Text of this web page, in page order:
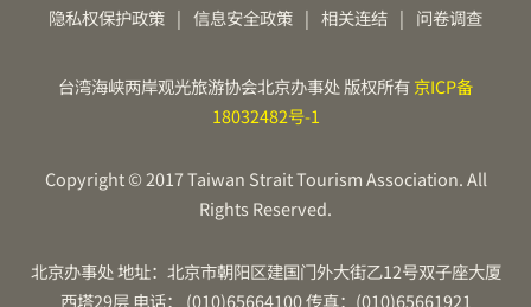
隐私权保护政策 | 信息安全政策 | 相关连结 | 问卷调查
台湾海峡两岸观光旅游协会北京办事处 版权所有京ICP备
18032482号-1
Copyright © 2017 Taiwan Strait Tourism Association. All
Rights Reserved.
北京办事处 地址：北京市朝阳区建国门外大街乙12号双子座大厦
西塔29层 电话： (010)65664100 传真：(010)65661921